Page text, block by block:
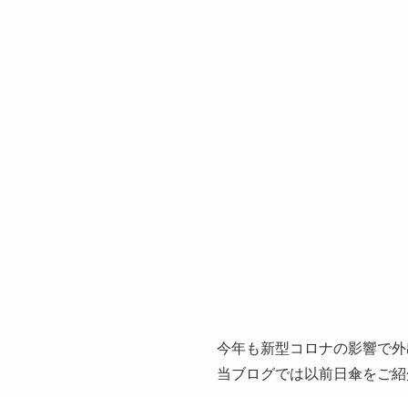
今年も新型コロナの影響で
当ブログでは以前日傘をご